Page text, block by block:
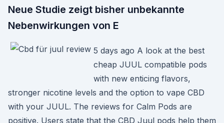
Neue Studie zeigt bisher unbekannte
Nebenwirkungen von E
5 days ago A look at the best
cheap JUUL compatible pods
with new enticing flavors,
stronger nicotine levels and the option to vape CBD
with your JUUL. The reviews for Calm Pods are
positive. Users state that the CBD Juul pods help them